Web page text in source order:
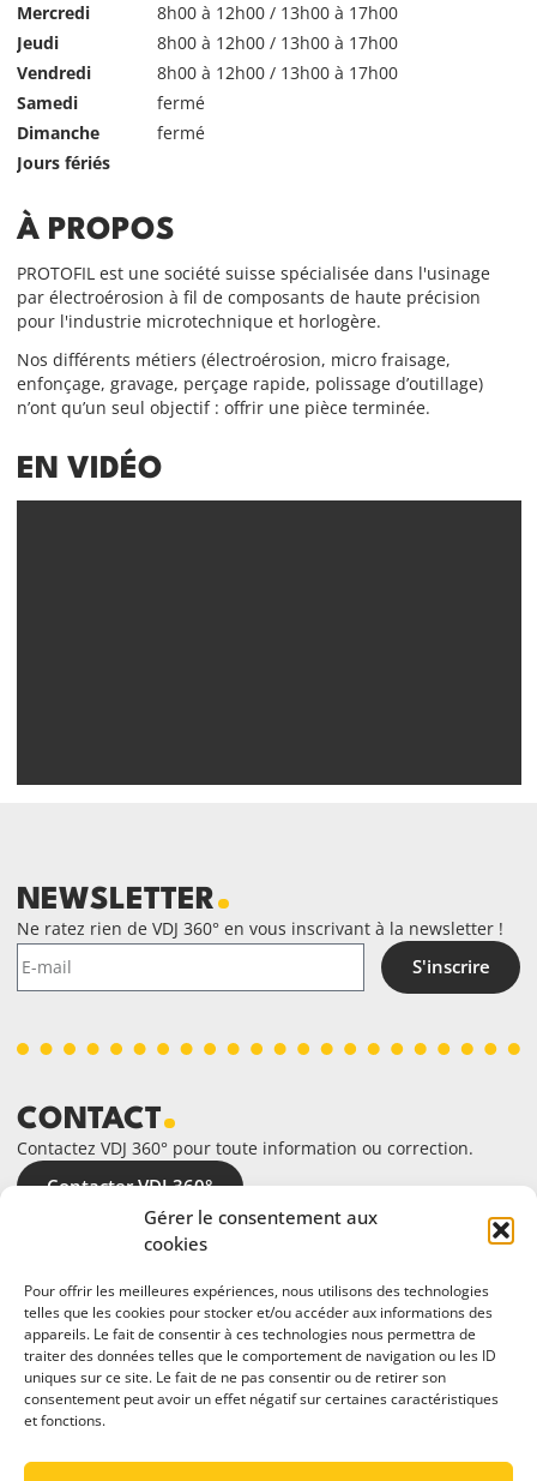
Gérer le consentement aux
cookies
Pour offrir les meilleures expériences, nous utilisons des technologies
telles que les cookies pour stocker et/ou accéder aux informations des
appareils. Le fait de consentir à ces technologies nous permettra de
traiter des données telles que le comportement de navigation ou les ID
uniques sur ce site. Le fait de ne pas consentir ou de retirer son
consentement peut avoir un effet négatif sur certaines caractéristiques
et fonctions.
Mercredi
8h00 à 12h00 / 13h00 à 17h00
Jeudi
8h00 à 12h00 / 13h00 à 17h00
Vendredi
8h00 à 12h00 / 13h00 à 17h00
Samedi
fermé
Dimanche
fermé
Jours fériés
À PROPOS
PROTOFIL est une société suisse spécialisée dans l'usinage
par électroérosion à fil de composants de haute précision
pour l'industrie microtechnique et horlogère.
Nos différents métiers (électroérosion, micro fraisage,
enfonçage, gravage, perçage rapide, polissage d’outillage)
n’ont qu’un seul objectif : offrir une pièce terminée.
EN VIDÉO
NEWSLETTER
Ne ratez rien de VDJ 360° en vous inscrivant à la newsletter !
S'inscrire
CONTACT
Contactez VDJ 360° pour toute information ou correction.
Contacter VDJ 360°
En partenariat avec